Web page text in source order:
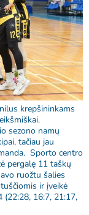
krepšininkams
sezono namų
tačiau jau
Sporto centro
pergalę 11 taškų
ruožtu šalies
ir įveikė
(22:28, 16:7, 21:17,